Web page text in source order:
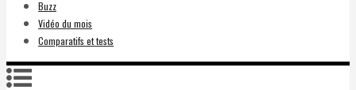
Buzz
Vidéo du mois
Comparatifs et tests